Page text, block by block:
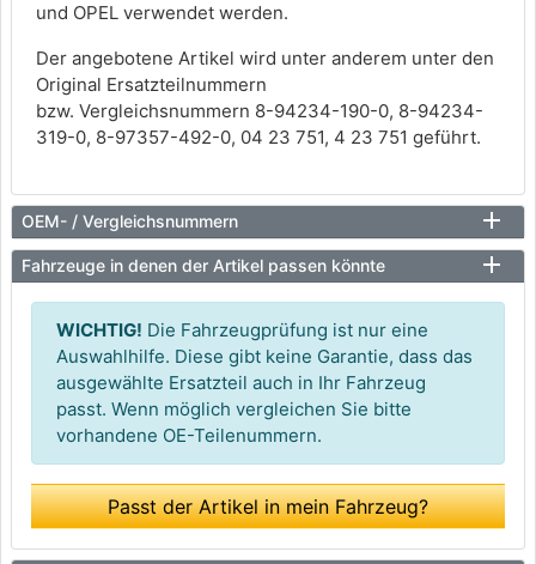
und OPEL verwendet werden.
Der angebotene Artikel wird unter anderem unter den
Original Ersatzteilnummern
bzw. Vergleichsnummern 8-94234-190-0, 8-94234-
319-0, 8-97357-492-0, 04 23 751, 4 23 751 geführt.
OEM- / Vergleichsnummern
Fahrzeuge in denen der Artikel passen könnte
WICHTIG! Die Fahrzeugprüfung ist nur eine
Auswahlhilfe. Diese gibt keine Garantie, dass das
ausgewählte Ersatzteil auch in Ihr Fahrzeug
passt. Wenn möglich vergleichen Sie bitte
vorhandene OE-Teilenummern.
Passt der Artikel in mein Fahrzeug?